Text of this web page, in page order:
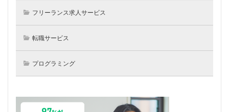
フリーランス求人サービス
転職サービス
プログラミング